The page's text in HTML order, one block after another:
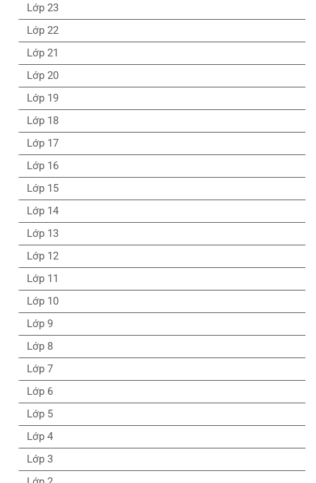
Lớp 23
Lớp 22
Lớp 21
Lớp 20
Lớp 19
Lớp 18
Lớp 17
Lớp 16
Lớp 15
Lớp 14
Lớp 13
Lớp 12
Lớp 11
Lớp 10
Lớp 9
Lớp 8
Lớp 7
Lớp 6
Lớp 5
Lớp 4
Lớp 3